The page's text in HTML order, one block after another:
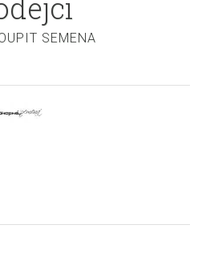
SEMENA